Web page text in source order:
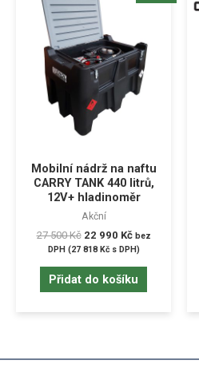
Mobilní nádrž na naftu
CARRY TANK 440 litrů,
12V+ hladinoměr
Akční
27 500Kč 22 990 Kč bez
DPH (27 818 Kčs DPH)
Přidat do košíku